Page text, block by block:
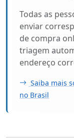
Todas as
enviar
de compra
triagem
endereço
Saiba mais
no Brasil